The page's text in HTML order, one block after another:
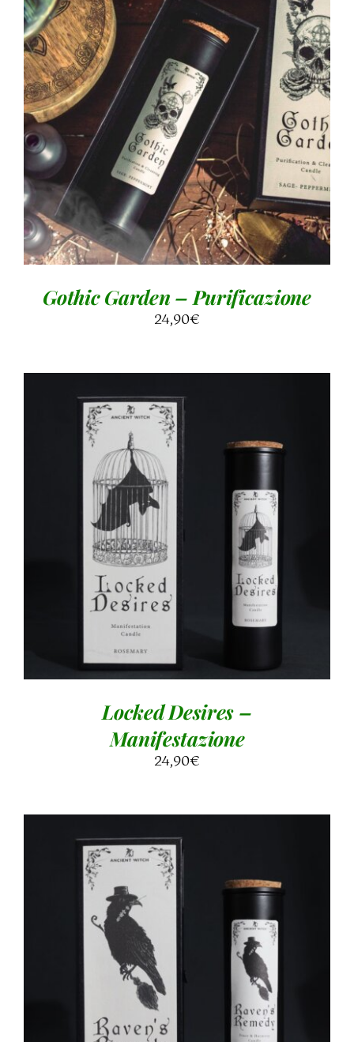
AGGIUNGI AL CARRELLO / DETTAGLI
Gothic Garden – Purificazione
24,90€
AGGIUNGI AL CARRELLO DETTAGLI
Locked Desires –
Manifestazione
24,90€
AGGIUNGI AL CARRELLO DETTAGLI